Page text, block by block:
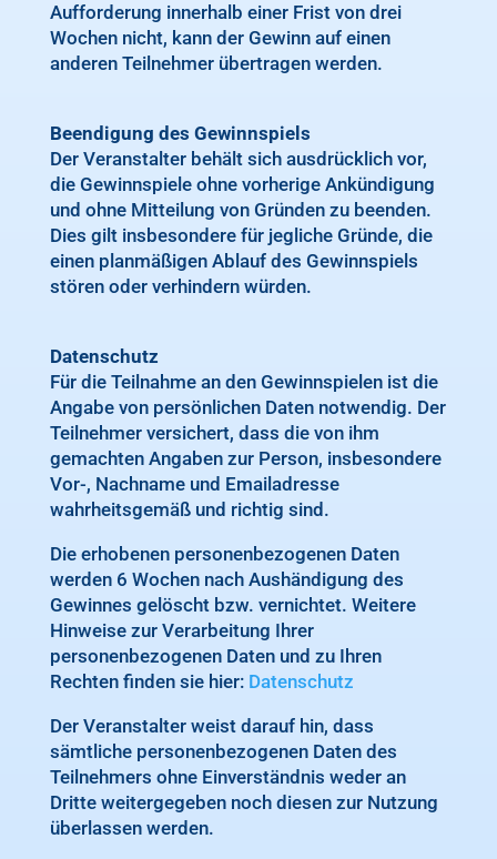
Aufforderung innerhalb einer Frist von drei
Wochen nicht, kann der Gewinn auf einen
anderen Teilnehmer übertragen werden.
Beendigung des Gewinnspiels
Der Veranstalter behält sich ausdrücklich vor,
die Gewinnspiele ohne vorherige Ankündigung
und ohne Mitteilung von Gründen zu beenden.
Dies gilt insbesondere für jegliche Gründe, die
einen planmäßigen Ablauf des Gewinnspiels
stören oder verhindern würden.
Datenschutz
Für die Teilnahme an den Gewinnspielen ist die
Angabe von persönlichen Daten notwendig. Der
Teilnehmer versichert, dass die von ihm
gemachten Angaben zur Person, insbesondere
Vor-, Nachname und Emailadresse
wahrheitsgemäß und richtig sind.
Die erhobenen personenbezogenen Daten
werden 6 Wochen nach Aushändigung des
Gewinnes gelöscht bzw. vernichtet. Weitere
Hinweise zur Verarbeitung Ihrer
personenbezogenen Daten und zu Ihren
Rechten finden sie hier: Datenschutz
Der Veranstalter weist darauf hin, dass
sämtliche personenbezogenen Daten des
Teilnehmers ohne Einverständnis weder an
Dritte weitergegeben noch diesen zur Nutzung
überlassen werden.